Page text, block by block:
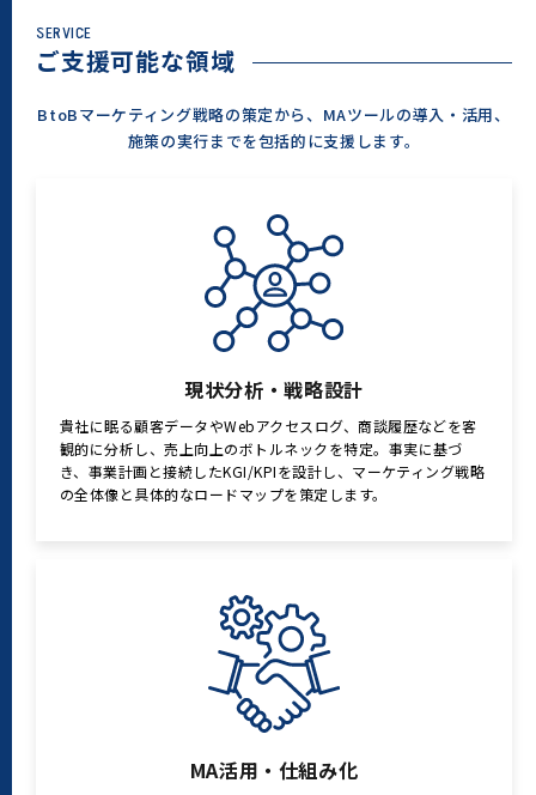
SERVICE
ご支援可能な領域
BtoBマーケティング戦略の策定から、MAツールの導入・活用、
施策の実行までを包括的に支援します。
現状分析・戦略設計
貴社に眠る顧客データやWebアクセスログ、商談履歴などを客
観的に分析し、売上向上のボトルネックを特定。事実に基づ
き、事業計画と接続したKGI/KPIを設計し、マーケティング戦略
の全体像と具体的なロードマップを策定します。
MA活用・仕組み化